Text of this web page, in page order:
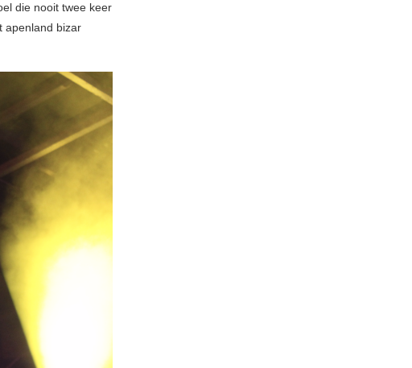
die nooit twee keer
apenland bizar